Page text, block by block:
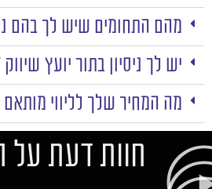
מהם התחומים שיש לך בהם
יש לך ניסיון בתור יועץ שיווק
מה המחיר שלך לליווי
חוות דעת על